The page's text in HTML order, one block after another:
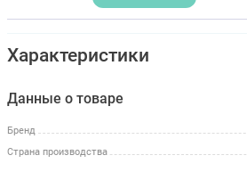
Характеристики
Данные о товаре
Бренд
Страна производства